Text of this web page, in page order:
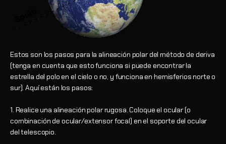
Estos son los pasos para la alineación polar del método de deriva
(tenga en cuenta que esto funciona si puede encontrar la
estrella del polo en el cielo o no, y funciona en hemisferios norte o
sur). Aquí están los pasos:
1. Realice una alineación polar rugosa. Coloque el ocular (o
combinación de ocular/extensor focal) en el soporte del ocular
del telescopio.